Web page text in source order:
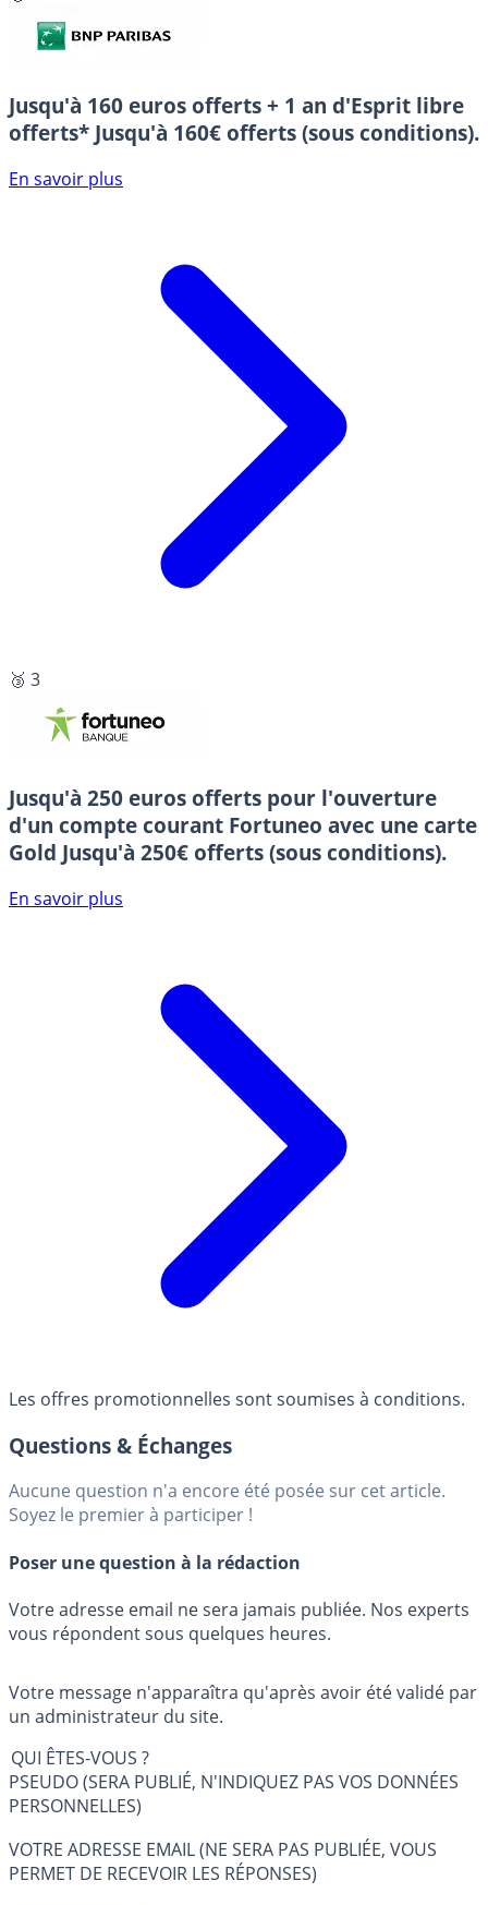
Jusqu'à 160 euros offerts + 1 an d'Esprit libre
offerts* Jusqu'à 160€ offerts (sous conditions).
En savoir plus
🥉 3
Jusqu'à 250 euros offerts pour l'ouverture
d'un compte courant Fortuneo avec une carte
Gold Jusqu'à 250€ offerts (sous conditions).
En savoir plus
Les offres promotionnelles sont soumises à conditions.
Questions & Échanges
Aucune question n'a encore été posée sur cet article.
Soyez le premier à participer !
Poser une question à la rédaction
Votre adresse email ne sera jamais publiée. Nos experts
vous répondent sous quelques heures.
Votre message n'apparaîtra qu'après avoir été validé par
un administrateur du site.
QUI ÊTES-VOUS ?
PSEUDO (SERA PUBLIÉ, N'INDIQUEZ PAS VOS DONNÉES
PERSONNELLES)
VOTRE ADRESSE EMAIL (NE SERA PAS PUBLIÉE, VOUS
PERMET DE RECEVOIR LES RÉPONSES)